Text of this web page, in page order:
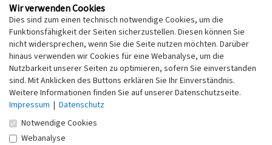
Witznitz. Wandlungen und Perspektiven 08. 2018.
Christliches Umweltseminar Rötha e. V./Kulturbüro
im Werk Espenhain (Hg.): Glück auf, Witznitz!
Südraum Journal 10. Leipzig 1999, S. 6–9.
Landesamt für Archäologie Sachsen: Luftbilder
1950er Jahre. 2021.
GeoSN, dl-de/by-2-0: Geländehöhe über
Sachdatenabfrage. 2021.
BKM-Nummer:30200059
Wir verwenden Cookies
Dies sind zum einen technisch notwendige Cookies, um die
Funktionsfähigkeit der Seiten sicherzustellen. Diesen können Sie
nicht widersprechen, wenn Sie die Seite nutzen möchten. Darüber
hinaus verwenden wir Cookies für eine Webanalyse, um die
Nutzbarkeit unserer Seiten zu optimieren, sofern Sie einverstanden
sind. Mit Anklicken des Buttons erklären Sie Ihr Einverständnis.
Weitere Informationen finden Sie auf unserer Datenschutzseite.
Impressum | Datenschutz
Notwendige Cookies
Webanalyse